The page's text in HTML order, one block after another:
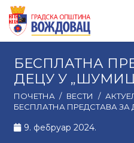
БЕСПЛАТНА
ДЕЦУ У
ПОЧЕТНА / ВЕСТИ /
БЕСПЛАТНА ПРЕДСТАВА
9. фебруар 2024.